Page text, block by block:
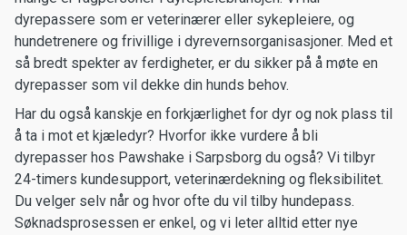
dyrepassere som er veterinærer eller sykepleiere, og
hundetrenere og frivillige i dyrevernsorganisasjoner. Med et
så bredt spekter av ferdigheter, er du sikker på å møte en
dyrepasser som vil dekke din hunds behov.
Har du også kanskje en forkjærlighet for dyr og nok plass til
å ta i mot et kjæledyr? Hvorfor ikke vurdere å bli
dyrepasser hos Pawshake i Sarpsborg du også? Vi tilbyr
24-timers kundesupport, veterinærdekning og fleksibilitet.
Du velger selv når og hvor ofte du vil tilby hundepass.
Søknadsprosessen er enkel, og vi leter alltid etter nye